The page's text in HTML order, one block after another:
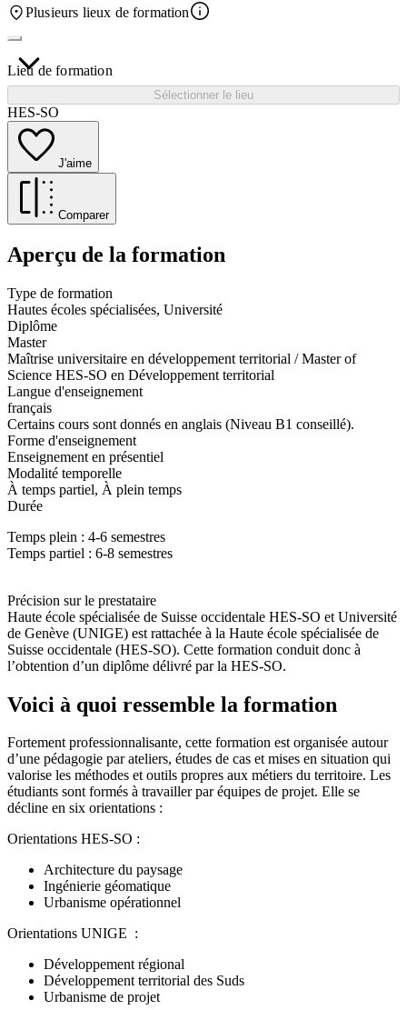
Plusieurs lieux de formation
Lieu de formation
Sélectionner le lieu
HES-SO
J'aime
Comparer
Aperçu de la formation
Type de formation
Hautes écoles spécialisées, Université
Diplôme
Master
Maîtrise universitaire en développement territorial / Master of
Science HES-SO en Développement territorial
Langue d'enseignement
français
Certains cours sont donnés en anglais (Niveau B1 conseillé).
Forme d'enseignement
Enseignement en présentiel
Modalité temporelle
À temps partiel, À plein temps
Durée
Temps plein : 4-6 semestres
Temps partiel : 6-8 semestres
Précision sur le prestataire
Haute école spécialisée de Suisse occidentale HES-SO et Université
de Genève (UNIGE) est rattachée à la Haute école spécialisée de
Suisse occidentale (HES-SO). Cette formation conduit donc à
l’obtention d’un diplôme délivré par la HES-SO.
Voici à quoi ressemble la formation
Fortement professionnalisante, cette formation est organisée autour
d’une pédagogie par ateliers, études de cas et mises en situation qui
valorise les méthodes et outils propres aux métiers du territoire. Les
étudiants sont formés à travailler par équipes de projet. Elle se
décline en six orientations :
Orientations HES-SO :
Architecture du paysage
Ingénierie géomatique
Urbanisme opérationnel
Orientations UNIGE :
Développement régional
Développement territorial des Suds
Urbanisme de projet